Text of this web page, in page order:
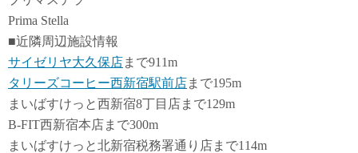
Prima Stella
■近隣周辺施設情報
サイゼリヤ大久保店まで911m
タリーズコーヒー西新宿駅前店まで195m
まいばすけっと西新宿8丁目店まで129m
B-FIT西新宿本店まで300m
まいばすけっと北新宿税務署通り店まで114m